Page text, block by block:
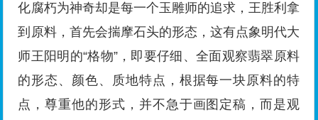
化腐朽为神奇却是每一个玉雕师的追求，王胜利拿
到原料，首先会揣摩石头的形态，这有点象明代大
师王阳明的“格物”，即要仔细、全面观察翡翠原料
的形态、颜色、质地特点，根据每一块原料的特
点，尊重他的形式，并不急于画图定稿，而是观